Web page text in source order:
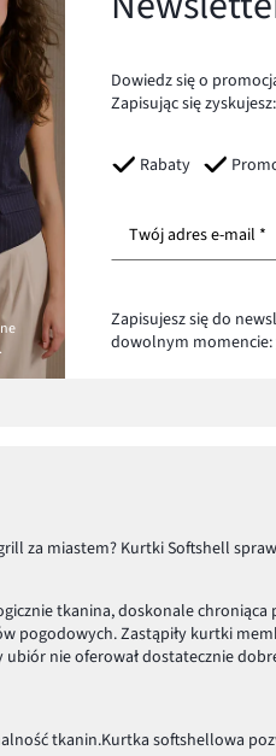
Dowiedz się o
Zapisując się zyskujesz:
Rabaty
Twój adres e-mail *
Zapisujesz się do
dowolnym momencie:
za miastem? Kurtki Softshell
tkanina, doskonale
pogodowych. Zastąpiły kurtki
nie oferował dostatecznie
tkanin.Kurtka softshellowa